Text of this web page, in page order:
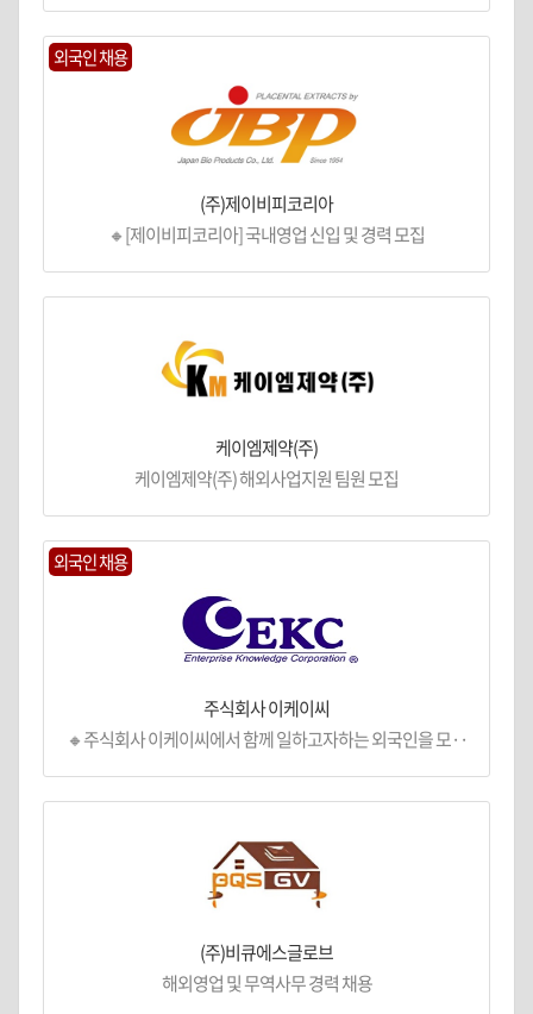
외국인 채용
(주)제이비피코리아
🔸[제이비피코리아] 국내영업 신입 및 경력 모집
케이엠제약(주)
케이엠제약(주) 해외사업지원 팀원 모집
외국인 채용
주식회사 이케이씨
🔸주식회사 이케이씨에서 함께 일하고자하는 외국인을 모··
(주)비큐에스글로브
해외영업 및 무역사무 경력 채용